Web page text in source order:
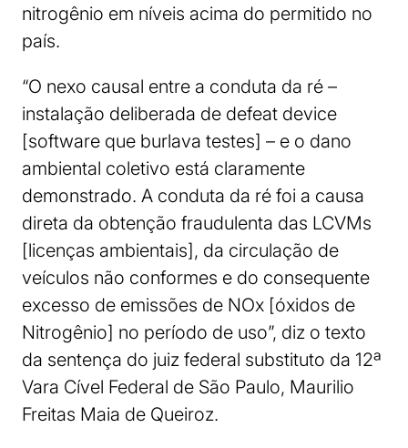
nitrogênio em níveis acima do permitido no
país.
“O nexo causal entre a conduta da ré –
instalação deliberada de defeat device
[software que burlava testes] – e o dano
ambiental coletivo está claramente
demonstrado. A conduta da ré foi a causa
direta da obtenção fraudulenta das LCVMs
[licenças ambientais], da circulação de
veículos não conformes e do consequente
excesso de emissões de NOx [óxidos de
Nitrogênio] no período de uso”, diz o texto
da sentença do juiz federal substituto da 12ª
Vara Cível Federal de São Paulo, Maurilio
Freitas Maia de Queiroz.